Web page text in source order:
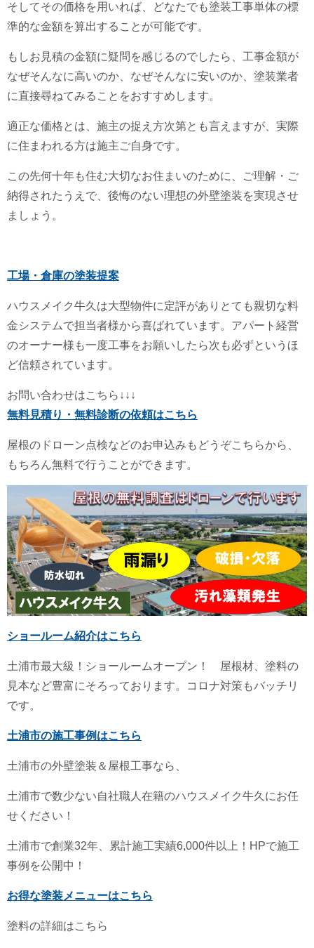
そしてその価格を用いれば、どなたでも塗装工事単体の標
準的な金額を算出することが可能です。
もしお見積の金額に疑問を感じるのでしたら、工事金額が
なぜそんなに高いのか、なぜそんなに安いのか、塗装業者
に直接尋ねてみることをおすすめします。
適正な価格とは、施主の捉え方次第とも言えますが、 実際
に住まわれる方は施主ご自身です。
この先何十年も住む大切なお住まいのために、ご理解・ご
納得されたうえで、後悔のない理想の外壁塗装を実現させ
ましょう。
工場・倉庫の塗装提案
ハウスメイク牛久は大型物件に定評がありとても親切な料
金システムで担当者様から喜ばれています。アパート経営
のオーナー様も一度工事をお願いしたら次も必ずというほ
ど信頼されています。
お問い合わせはこちら↓↓↓
無料見積り・無料診断の依頼はこちら
屋根のドローン点検などのお申込みもどうぞこちらから、
もちろん無料で行うことができます。
ショールーム紹介はこちら
土浦市最大級！ショールームオープン！ 屋根材、塗料の
見本など豊富にそろっております。コロナ対策もバッチリ
です。
土浦市の施工事例はこちら
土浦市の外壁塗装＆屋根工事なら、
土浦市で数少ない自社職人在籍のハウスメイク牛久にお任
せください！
土浦市で創業32年、累計施工実績6,000件以上！HPで施工
事例を公開中！
お得な塗装メニューはこちら
塗料の詳細はこちら